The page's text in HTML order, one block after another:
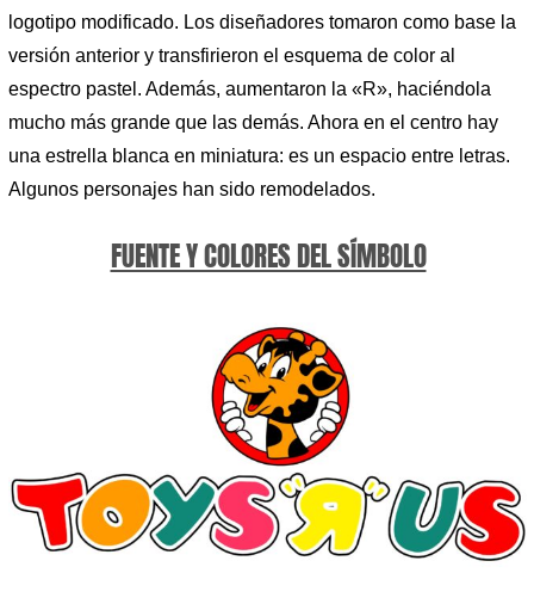
logotipo modificado. Los diseñadores tomaron como base la
versión anterior y transfirieron el esquema de color al
espectro pastel. Además, aumentaron la «R», haciéndola
mucho más grande que las demás. Ahora en el centro hay
una estrella blanca en miniatura: es un espacio entre letras.
Algunos personajes han sido remodelados.
FUENTE Y COLORES DEL SÍMBOLO